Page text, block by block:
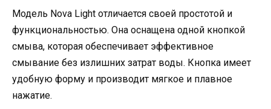
Модель Nova Light отличается своей простотой и
функциональностью. Она оснащена одной кнопкой
смыва, которая обеспечивает эффективное
смывание без излишних затрат воды. Кнопка имеет
удобную форму и производит мягкое и плавное
нажатие.